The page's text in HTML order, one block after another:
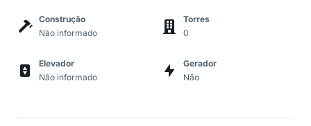
Construção
Não informado
Torres
0
Elevador
Não informado
Gerador
Não